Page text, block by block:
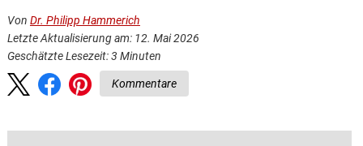
Von Dr. Philipp Hammerich
Letzte Aktualisierung am: 12. Mai 2026
Geschätzte Lesezeit:3 Minuten
Kommentare